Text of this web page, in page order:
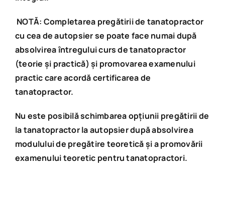
NOTĂ: Completarea pregătirii de tanatopractor
cu cea de autopsier se poate face numai după
absolvirea întregului curs de tanatopractor
(teorie și practică) și promovarea examenului
practic care acordă certificarea de
tanatopractor.
Nu este posibilă schimbarea opțiunii pregătirii de
la tanatopractor la autopsier după absolvirea
modulului de pregătire teoretică și a promovării
examenului teoretic pentru tanatopractori.